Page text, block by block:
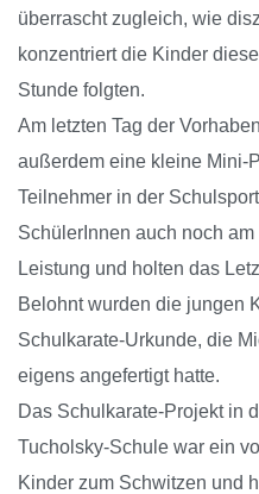
überrascht zugleich, wie
konzentriert die Kinder
Stunde folgten.
Am letzten Tag der
außerdem eine kleine Mini-
Teilnehmer in der
SchülerInnen auch noch
Leistung und holten das
Belohnt wurden die jungen
Schulkarate-Urkunde, die
eigens angefertigt hatte.
Das Schulkarate-Projekt in
Tucholsky-Schule war ein
Kinder zum Schwitzen und